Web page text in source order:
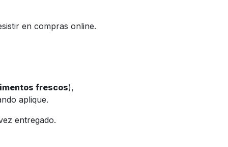
en compras online.
frescos),
aplique.
entregado.